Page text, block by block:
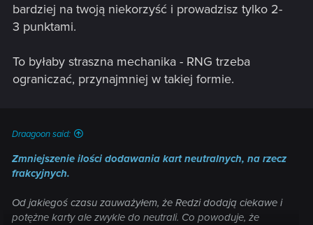
bardziej na twoją niekorzyść i prowadzisz tylko 2-
3 punktami.
To byłaby straszna mechanika - RNG trzeba
ograniczać, przynajmniej w takiej formie.
Draagoon said:
Zmniejszenie ilości dodawania kart neutralnych, na rzecz
frakcyjnych.
Od jakiegoś czasu zauważyłem, że Redzi dodają ciekawe i
potężne karty ale zwykle do neutrali. Co powoduje, że